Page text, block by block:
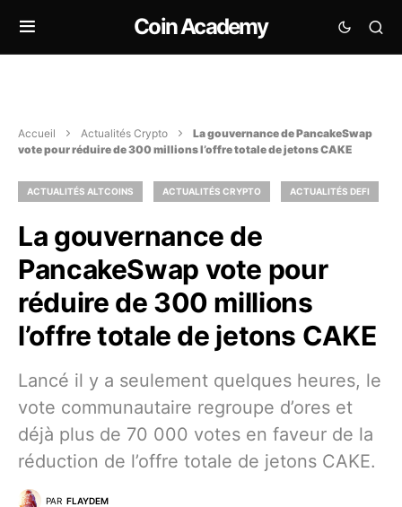
Coin Academy
Accueil Actualités Crypto
La gouvernance de PancakeSwap
vote pour réduire de 300 millions l’offre totale de jetons CAKE
ACTUALITÉS ALTCOINS ACTUALITÉS CRYPTO ACTUALITÉS DEFI
La gouvernance de
PancakeSwap vote pour
réduire de 300 millions
l’offre totale de jetons CAKE
Lancé il y a seulement quelques heures, le
vote communautaire regroupe d’ores et
déjà plus de 70 000 votes en faveur de la
réduction de l’offre totale de jetons CAKE.
PAR FLAYDEM